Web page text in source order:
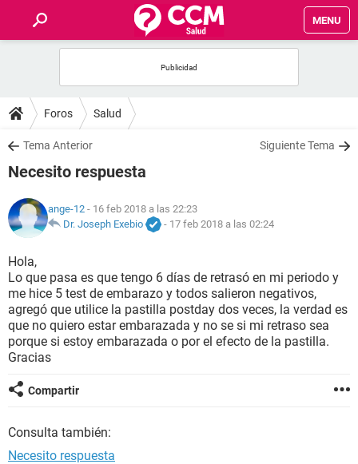
MENU
FOROS
SALUD
NUTRICIÓN
BIENESTAR
SEXUALIDAD
GLOSARIO
Foros Salud
Tema Anterior Siguiente Tema
Necesito respuesta
ange-12 - 16 feb 2018 a las 22:23
Dr. Joseph Exebio
- 17 feb 2018 a las 02:24
Hola,
Lo que pasa es que tengo 6 días de retrasó en mi periodo y
me hice 5 test de embarazo y todos salieron negativos,
agregó que utilice la pastilla postday dos veces, la verdad es
que no quiero estar embarazada y no se si mi retraso sea
porque si estoy embarazada o por el efecto de la pastilla.
Gracias
Compartir
Consulta también:
Necesito respuesta